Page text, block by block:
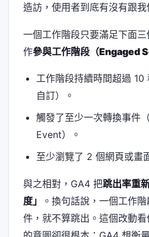
造訪，使用者到底有沒有跟
一個工作階段只要滿足下面
作參與工作階段（Engaged
工作階段持續時間超過 10
自訂）。
觸發了至少一次轉換事件
Event）。
至少瀏覽了 2 個網頁或畫
與之相對，GA4 把跳出率重
度」
。換句話說，一個工作
件，就不算跳出。這個改動